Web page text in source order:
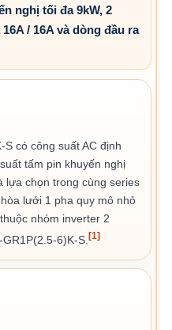
nghị tối đa 9kW, 2
/ 16A và dòng đầu ra
S có công suất AC định
tấm pin khuyến nghị
lựa chọn trong cùng series
lưới 1 pha quy mô nhỏ
nhóm inverter 2
6)K-S. [1]